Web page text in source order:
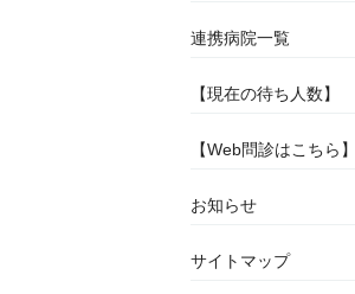
連携病院一覧
【現在の待ち人数】
【Web問診はこちら】
お知らせ
サイトマップ